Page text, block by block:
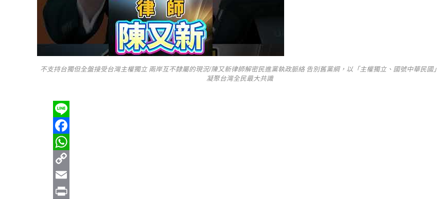
不支持台獨但全盤接受台灣主權獨立 兩岸互不隸屬的現況/陳又新律師解密民進黨執政脈絡 告別舊黨綱，以「主權獨立、國號中華民國」
凝聚台灣全民最大共識
Line
Facebook
WhatsApp
Copy
Link
Email